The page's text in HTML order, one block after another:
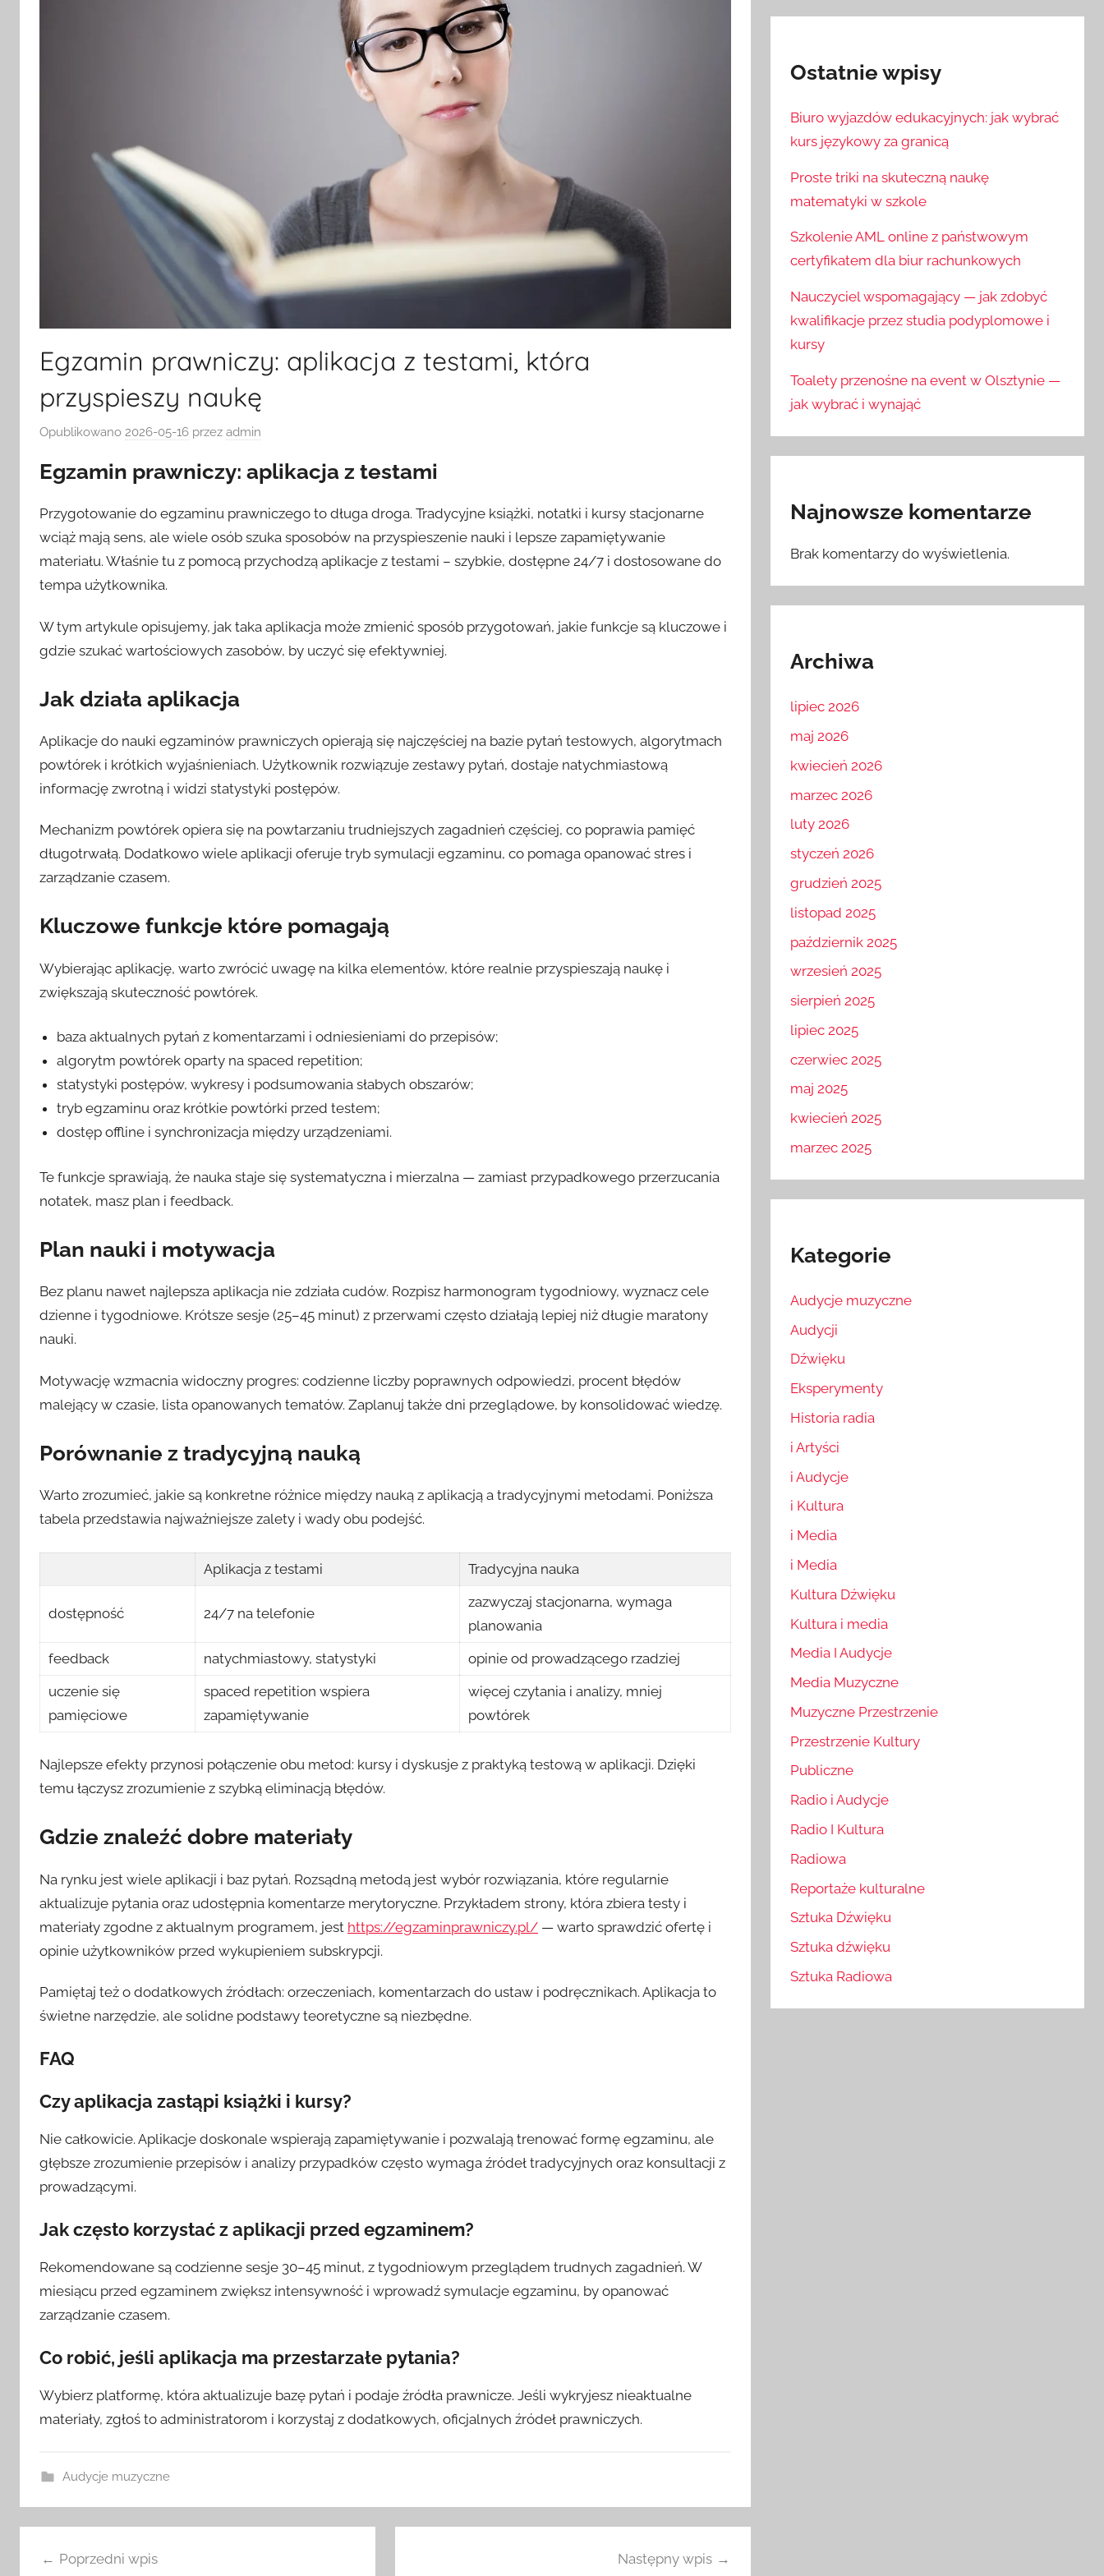
Egzamin prawniczy: aplikacja z testami, która
przyspieszy naukę
Opublikowano 2026-05-16 przez admin
Egzamin prawniczy: aplikacja z testami
Przygotowanie do egzaminu prawniczego to długa droga. Tradycyjne książki, notatki i kursy stacjonarne
wciąż mają sens, ale wiele osób szuka sposobów na przyspieszenie nauki i lepsze zapamiętywanie
materiału. Właśnie tu z pomocą przychodzą aplikacje z testami – szybkie, dostępne 24/7 i dostosowane do
tempa użytkownika.
W tym artykule opisujemy, jak taka aplikacja może zmienić sposób przygotowań, jakie funkcje są kluczowe i
gdzie szukać wartościowych zasobów, by uczyć się efektywniej.
Jak działa aplikacja
Aplikacje do nauki egzaminów prawniczych opierają się najczęściej na bazie pytań testowych, algorytmach
powtórek i krótkich wyjaśnieniach. Użytkownik rozwiązuje zestawy pytań, dostaje natychmiastową
informację zwrotną i widzi statystyki postępów.
Mechanizm powtórek opiera się na powtarzaniu trudniejszych zagadnień częściej, co poprawia pamięć
długotrwałą. Dodatkowo wiele aplikacji oferuje tryb symulacji egzaminu, co pomaga opanować stres i
zarządzanie czasem.
Kluczowe funkcje które pomagają
Wybierając aplikację, warto zwrócić uwagę na kilka elementów, które realnie przyspieszają naukę i
zwiększają skuteczność powtórek.
baza aktualnych pytań z komentarzami i odniesieniami do przepisów;
algorytm powtórek oparty na spaced repetition;
statystyki postępów, wykresy i podsumowania słabych obszarów;
tryb egzaminu oraz krótkie powtórki przed testem;
dostęp offline i synchronizacja między urządzeniami.
Te funkcje sprawiają, że nauka staje się systematyczna i mierzalna — zamiast przypadkowego przerzucania
notatek, masz plan i feedback.
Plan nauki i motywacja
Bez planu nawet najlepsza aplikacja nie zdziała cudów. Rozpisz harmonogram tygodniowy, wyznacz cele
dzienne i tygodniowe. Krótsze sesje (25–45 minut) z przerwami często działają lepiej niż długie maratony
nauki.
Motywację wzmacnia widoczny progres: codzienne liczby poprawnych odpowiedzi, procent błędów
malejący w czasie, lista opanowanych tematów. Zaplanuj także dni przeglądowe, by konsolidować wiedzę.
Porównanie z tradycyjną nauką
Warto zrozumieć, jakie są konkretne różnice między nauką z aplikacją a tradycyjnymi metodami. Poniższa
tabela przedstawia najważniejsze zalety i wady obu podejść.
Aplikacja z testami Tradycyjna nauka
dostępność 24/7 na telefonie
zazwyczaj stacjonarna, wymaga
planowania
feedback
natychmiastowy, statystyki
opinie od prowadzącego rzadziej
uczenie się
pamięciowe
spaced repetition wspiera
zapamiętywanie
więcej czytania i analizy, mniej
powtórek
Najlepsze efekty przynosi połączenie obu metod: kursy i dyskusje z praktyką testową w aplikacji. Dzięki
temu łączysz zrozumienie z szybką eliminacją błędów.
Gdzie znaleźć dobre materiały
Na rynku jest wiele aplikacji i baz pytań. Rozsądną metodą jest wybór rozwiązania, które regularnie
aktualizuje pytania oraz udostępnia komentarze merytoryczne. Przykładem strony, która zbiera testy i
materiały zgodne z aktualnym programem, jest https://egzaminprawniczy.pl/ — warto sprawdzić ofertę i
opinie użytkowników przed wykupieniem subskrypcji.
Pamiętaj też o dodatkowych źródłach: orzeczeniach, komentarzach do ustaw i podręcznikach. Aplikacja to
świetne narzędzie, ale solidne podstawy teoretyczne są niezbędne.
FAQ
Czy aplikacja zastąpi książki i kursy?
Nie całkowicie. Aplikacje doskonale wspierają zapamiętywanie i pozwalają trenować formę egzaminu, ale
głębsze zrozumienie przepisów i analizy przypadków często wymaga źródeł tradycyjnych oraz konsultacji z
prowadzącymi.
Jak często korzystać z aplikacji przed egzaminem?
Rekomendowane są codzienne sesje 30–45 minut, z tygodniowym przeglądem trudnych zagadnień. W
miesiącu przed egzaminem zwiększ intensywność i wprowadź symulacje egzaminu, by opanować
zarządzanie czasem.
Co robić, jeśli aplikacja ma przestarzałe pytania?
Wybierz platformę, która aktualizuje bazę pytań i podaje źródła prawnicze. Jeśli wykryjesz nieaktualne
materiały, zgłoś to administratorom i korzystaj z dodatkowych, oficjalnych źródeł prawniczych.
Audycje muzyczne
wpisuPoprzedni wpis Następny wpis
Ostatnie wpisy
Biuro wyjazdów edukacyjnych: jak wybrać
kurs językowy za granicą
Proste triki na skuteczną naukę
matematyki w szkole
Szkolenie AML online z państwowym
certyfikatem dla biur rachunkowych
Nauczyciel wspomagający — jak zdobyć
kwalifikacje przez studia podyplomowe i
kursy
Toalety przenośne na event w Olsztynie —
jak wybrać i wynająć
Najnowsze komentarze
Brak komentarzy do wyświetlenia.
Archiwa
lipiec 2026
maj 2026
kwiecień 2026
marzec 2026
luty 2026
styczeń 2026
grudzień 2025
listopad 2025
październik 2025
wrzesień 2025
sierpień 2025
lipiec 2025
czerwiec 2025
maj 2025
kwiecień 2025
marzec 2025
Kategorie
Audycje muzyczne
Audycji
Dźwięku
Eksperymenty
Historia radia
i Artyści
i Audycje
i Kultura
i Media
i Media
Kultura Dźwięku
Kultura i media
Media I Audycje
Media Muzyczne
Muzyczne Przestrzenie
Przestrzenie Kultury
Publiczne
Radio i Audycje
Radio I Kultura
Radiowa
Reportaże kulturalne
Sztuka Dźwięku
Sztuka dźwięku
Sztuka Radiowa